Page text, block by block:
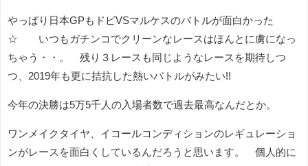
やっぱり日本GPもドビVSマルケスのバトルが面白かった
☆ いつもガチンコでクリーンなレースはほんとに虜になっ
ちゃう・・。 残り３レースも同じようなレースを期待しつ
つ、2019年も更に拮抗した熱いバトルがみたい!!
今年の決勝は5万5千人の入場者数で過去最高なんだとか。
ワンメイクタイヤ、イコールコンディションのレギュレーショ
ンがレースを面白くしているんだろうと思います。 個人的に